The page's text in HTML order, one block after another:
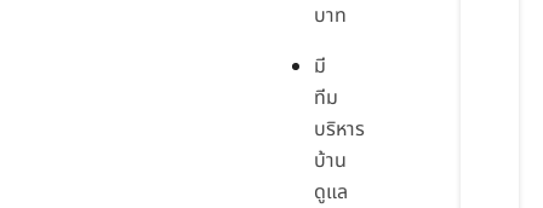
บาท
มี
ทีม
บริหาร
บ้าน
ดูแล